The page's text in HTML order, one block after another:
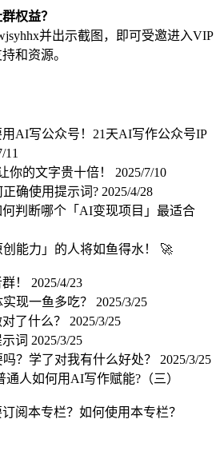
权益？
并出示截图，即可受邀进入VIP
和资源。
AI写公众号！21天AI写作公众号IP
11
你的文字贵十倍！ 2025/7/10
确使用提示词? 2025/4/28
判断哪个「AI变现项目」最适合
能力」的人将如鱼得水！ 🚀
！ 2025/4/23
现一鱼多吃？ 2025/3/25
了什么？ 2025/3/25
词 2025/3/25
？学了对我有什么好处？ 2025/3/25
人如何用AI写作赋能?（三）
订阅本专栏？如何使用本专栏？